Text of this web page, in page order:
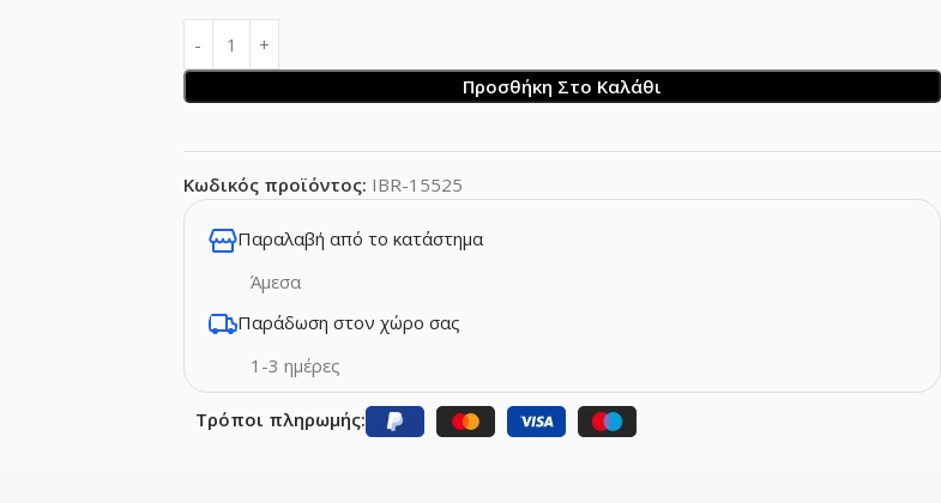
Προσθήκη Στο Καλάθι
Κωδικός προϊόντος: IBR-15525
Παραλαβή από το κατάστημα
Άμεσα
Παράδωση στον χώρο σας
1-3 ημέρες
Τρόποι πληρωμής: